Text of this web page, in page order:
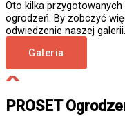
Oto kilka
ogrodzeń. By zobczyć
odwiedzenie naszej galerii.
Galeria
PROSET